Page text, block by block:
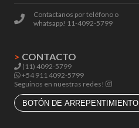
Contactanos por teléfono o
whatsapp! 11-4092-5799
> CONTACTO
(11) 4092-5799
+54 911 4092-5799
Seguinos en nuestras redes!
BOTÓN DE ARREPENTIMIENTO